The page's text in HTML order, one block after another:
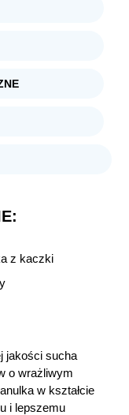
z kaczki
jakości sucha
o wrażliwym
w kształcie
i lepszemu